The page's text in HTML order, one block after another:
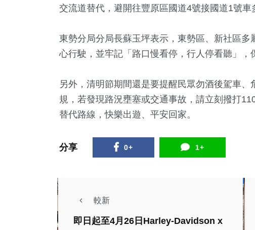
交流道替代，避開往豐原區國道4號接國道1號車
東勢分局分局長蘇玉坪表示，東勢區、新社區
心行駛，並牢記「路口慢看停，行人停看聽」，
另外，清明節期間還是要提醒民眾勿酒後駕車
規，若發現路況壅塞或交通事故，請立刻撥打
替代路線，快樂出遊、平安回家。
分享 0+ 1+
較新
即日起至4月26日Harley-Davidson x